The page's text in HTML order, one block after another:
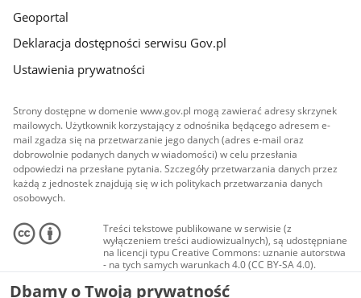
Geoportal
Deklaracja dostępności serwisu Gov.pl
Ustawienia prywatności
Strony dostępne w domenie www.gov.pl mogą zawierać adresy skrzynek
mailowych. Użytkownik korzystający z odnośnika będącego adresem e-
mail zgadza się na przetwarzanie jego danych (adres e-mail oraz
dobrowolnie podanych danych w wiadomości) w celu przesłania
odpowiedzi na przesłane pytania. Szczegóły przetwarzania danych przez
każdą z jednostek znajdują się w ich politykach przetwarzania danych
osobowych.
Treści tekstowe publikowane w serwisie (z
wyłączeniem treści audiowizualnych), są udostępniane
na licencji typu Creative Commons: uznanie autorstwa
- na tych samych warunkach 4.0 (CC BY-SA 4.0).
Materiały audiowizualne, w tym zdjęcia, materiały
audio i wideo, są udostępniane na licencji typu
Dbamy o Twoją prywatność